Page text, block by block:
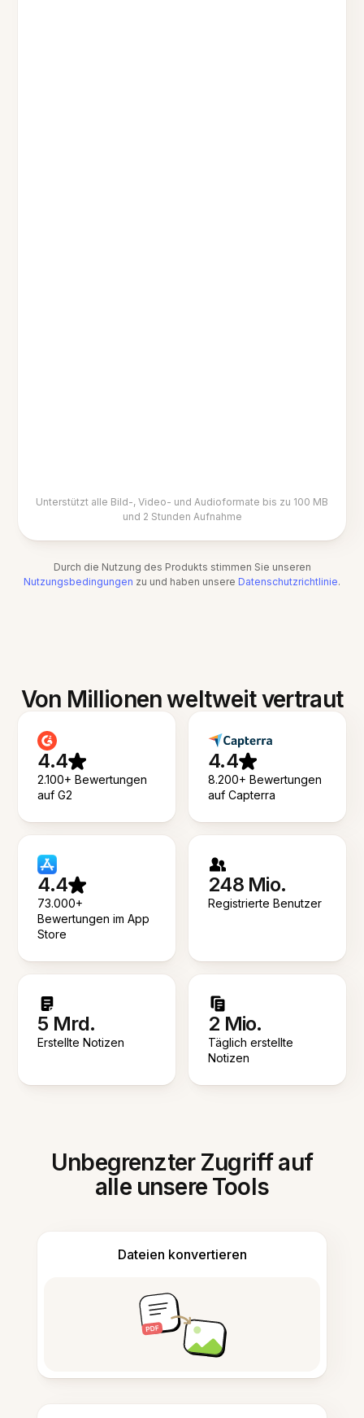
Unterstützt alle Bild-, Video- und Audioformate bis zu 100 MB
und 2 Stunden Aufnahme
Durch die Nutzung des Produkts stimmen Sie unseren
Nutzungsbedingungen zu und haben unsere Datenschutzrichtlinie.
Von Millionen weltweit vertraut
4.4
2.100+ Bewertungen
auf G2
4.4
8.200+ Bewertungen
auf Capterra
4.4
73.000+
Bewertungen im App
Store
248 Mio.
Registrierte Benutzer
5 Mrd.
Erstellte Notizen
2 Mio.
Täglich erstellte
Notizen
Unbegrenzter Zugriff auf
alle unsere Tools
Dateien konvertieren